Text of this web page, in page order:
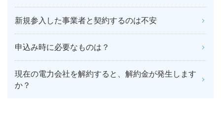
新規参入した事業者と契約するのは不安
申込み時に必要なものは？
現在の電力会社を解約すると、解約金が発生します
か？